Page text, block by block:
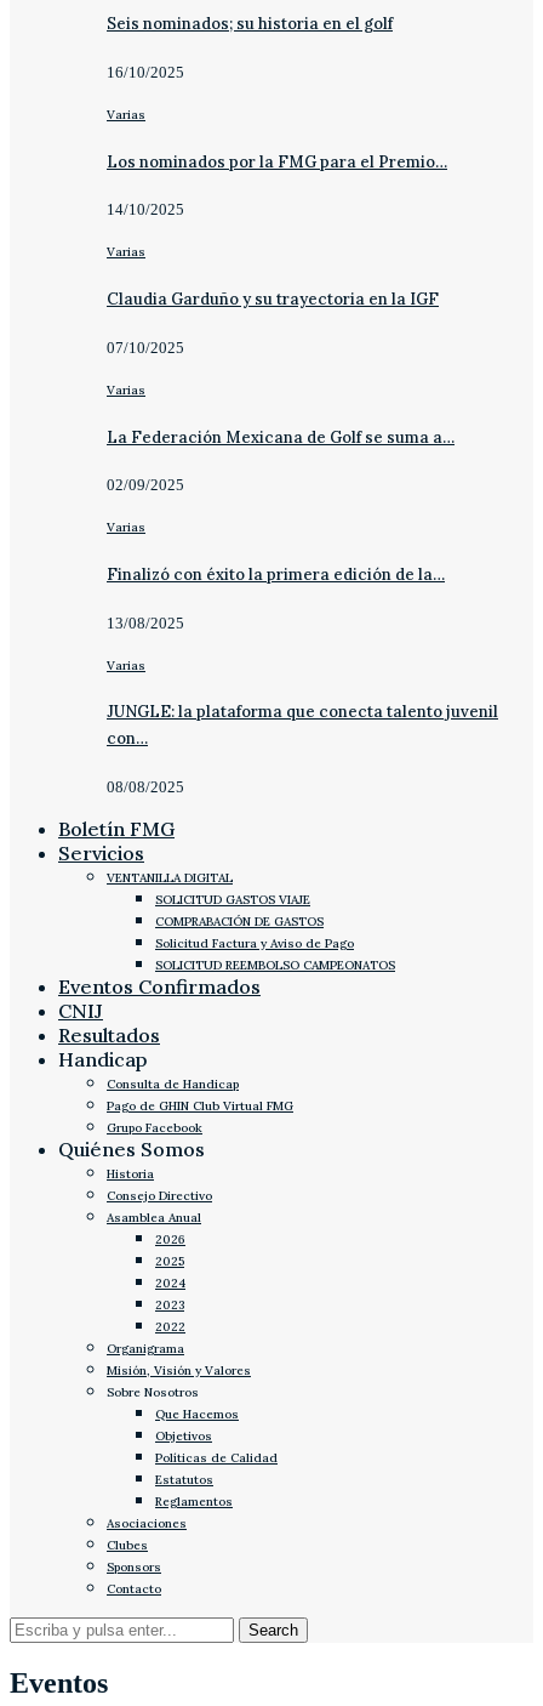
Seis nominados; su historia en el golf
16/10/2025
Varias
Los nominados por la FMG para el Premio…
14/10/2025
Varias
Claudia Garduño y su trayectoria en la IGF
07/10/2025
Varias
La Federación Mexicana de Golf se suma a…
02/09/2025
Varias
Finalizó con éxito la primera edición de la…
13/08/2025
Varias
JUNGLE: la plataforma que conecta talento juvenil
con…
08/08/2025
Boletín FMG
Servicios
VENTANILLA DIGITAL
SOLICITUD GASTOS VIAJE
COMPRABACIÓN DE GASTOS
Solicitud Factura y Aviso de Pago
SOLICITUD REEMBOLSO CAMPEONATOS
Eventos Confirmados
CNIJ
Resultados
Handicap
Consulta de Handicap
Pago de GHIN Club Virtual FMG
Grupo Facebook
Quiénes Somos
Historia
Consejo Directivo
Asamblea Anual
2026
2025
2024
2023
2022
Organigrama
Misión, Visión y Valores
Sobre Nosotros
Que Hacemos
Objetivos
Políticas de Calidad
Estatutos
Reglamentos
Asociaciones
Clubes
Sponsors
Contacto
Eventos